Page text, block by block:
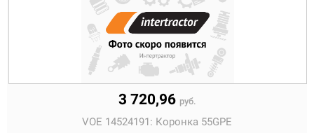
3 720,96 руб.
VOE 14524191: Коронка 55GPE